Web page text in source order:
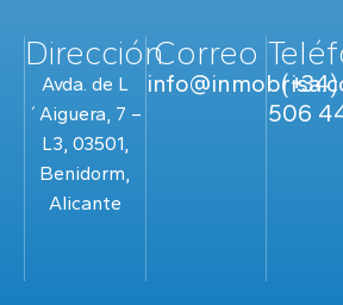
Dirección
Avda. de L
´Aiguera, 7 –
L3, 03501,
Benidorm,
Alicante
Correo
506